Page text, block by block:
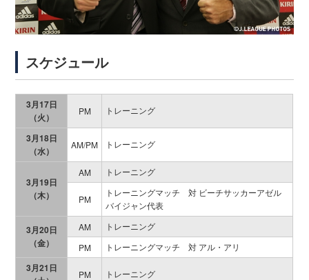
スケジュール
3月17日
（火）
PM トレーニング
3月18日
（水）
AM/PM トレーニング
3月19日
（木）
AM トレーニング
PM
トレーニングマッチ 対 ビーチサッカーアゼル
バイジャン代表
3月20日
（金）
AM
トレーニング
PM
トレーニングマッチ 対 アル・アリ
3月21日
PM トレーニング